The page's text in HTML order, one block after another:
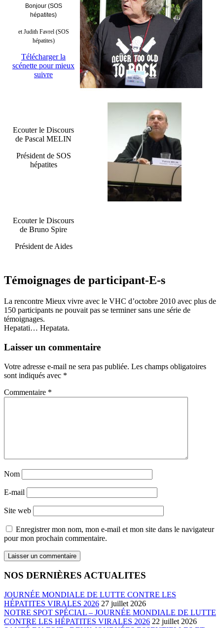
Bonjour (SOS
hépatites)
et Judith Favrel (SOS
hépatites)
Télécharger la
scénette pour mieux
suivre
Ecouter le Discours
de Pascal MELIN
Président de SOS
hépatites
Ecouter le Discours
de Bruno Spire
Président de Aides
Témoignages de participant-E-s
La rencontre Mieux vivre avec le VHC d’octobre 2010 avec plus de
150 participants ne pouvait pas se terminer sans une série de
témoignages.
Hepatati… Hepatata.
Laisser un commentaire
Votre adresse e-mail ne sera pas publiée. Les champs obligatoires
sont indiqués avec *
Commentaire *
Nom
E-mail
Site web
Enregistrer mon nom, mon e-mail et mon site dans le navigateur
pour mon prochain commentaire.
NOS DERNIÈRES ACTUALITES
JOURNÉE MONDIALE DE LUTTE CONTRE LES
HÉPATITES VIRALES 2026 27 juillet 2026
NOTRE SPOT SPÉCIAL – JOURNÉE MONDIALE DE LUTTE
CONTRE LES HÉPATITES VIRALES 2026 22 juillet 2026